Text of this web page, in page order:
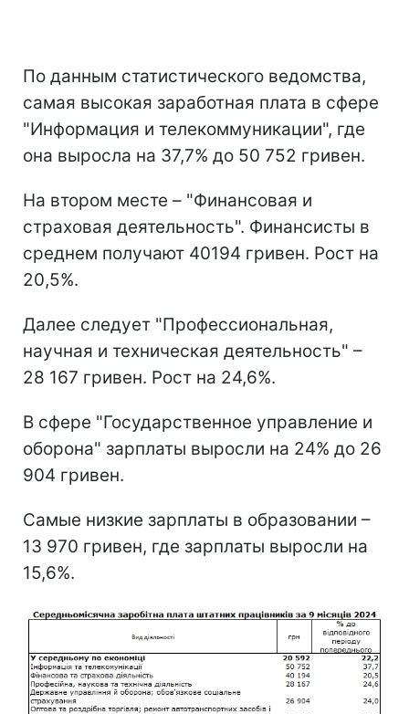
По данным статистического ведомства,
самая высокая заработная плата в сфере
"Информация и телекоммуникации", где
она выросла на 37,7% до 50 752 гривен.
На втором месте – "Финансовая и
страховая деятельность". Финансисты в
среднем получают 40194 гривен. Рост на
20,5%.
Далее следует "Профессиональная,
научная и техническая деятельность" –
28 167 гривен. Рост на 24,6%.
В сфере "Государственное управление и
оборона" зарплаты выросли на 24% до 26
904 гривен.
Самые низкие зарплаты в образовании –
13 970 гривен, где зарплаты выросли на
15,6%.